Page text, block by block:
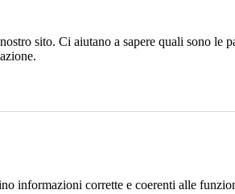
sito. Ci aiutano a sapere quali sono le
informazioni corrette e coerenti alle